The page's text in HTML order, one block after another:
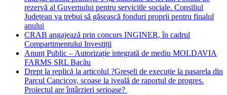
rezervă al Guvernului pentru serviciile sociale. Consiliul
Județean va trebui să găsească fonduri proprii pentru finalul
anului
CRAB angajează prin concurs INGINER, în cadrul
Compartimentului Investiții
Anunț Public – Autorizație integrată de mediu MOLDAVIA
FARMS SRL Bacău
Drept la replică la articolul ?Greșeli de execuție la pasarela din
Parcul Cancicov, scoase la iveală de raportul de progres.
Proiectul are întârzieri serioase?